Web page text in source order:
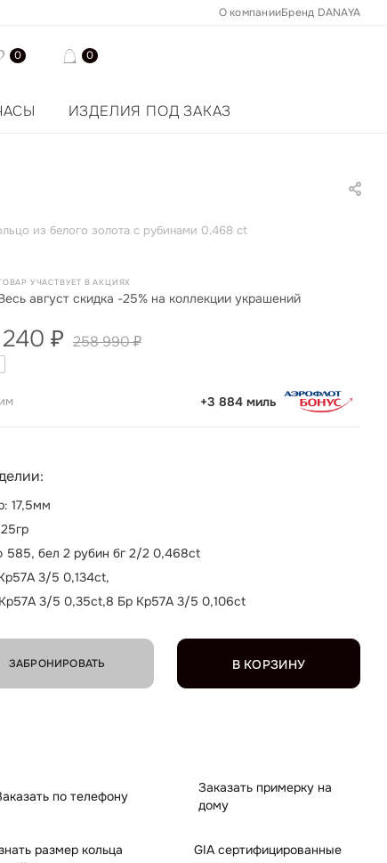
О компанииБренд DANAYA
0 0
ИЗДЕЛИЯ ПОД ЗАКАЗ
из белого золота с рубинами 0,468 ct
УЧАСТВУЕТ В АКЦИЯХ
август скидка -25% на коллекции украшений
₽ 258 990₽
+3 884 миль
В КОРЗИНУ
17,5мм
585, бел 2 рубин бг 2/2 0,468ct
3/5 0,134ct,
3/5 0,35ct,8 Бр Кр57А 3/5 0,106ct
ЗАБРОНИРОВАТЬ
по телефону
Заказать примерку на
дому
размер кольца
GIA сертифицированные